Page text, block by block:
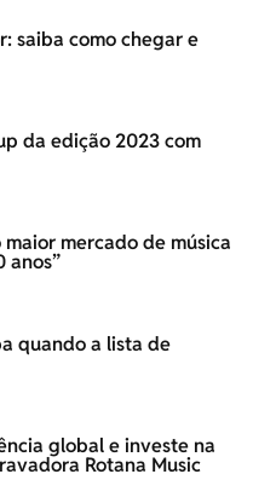
saiba como chegar e
da edição 2023 com
mercado de música
anos”
quando a lista de
global e investe na
Rotana Music